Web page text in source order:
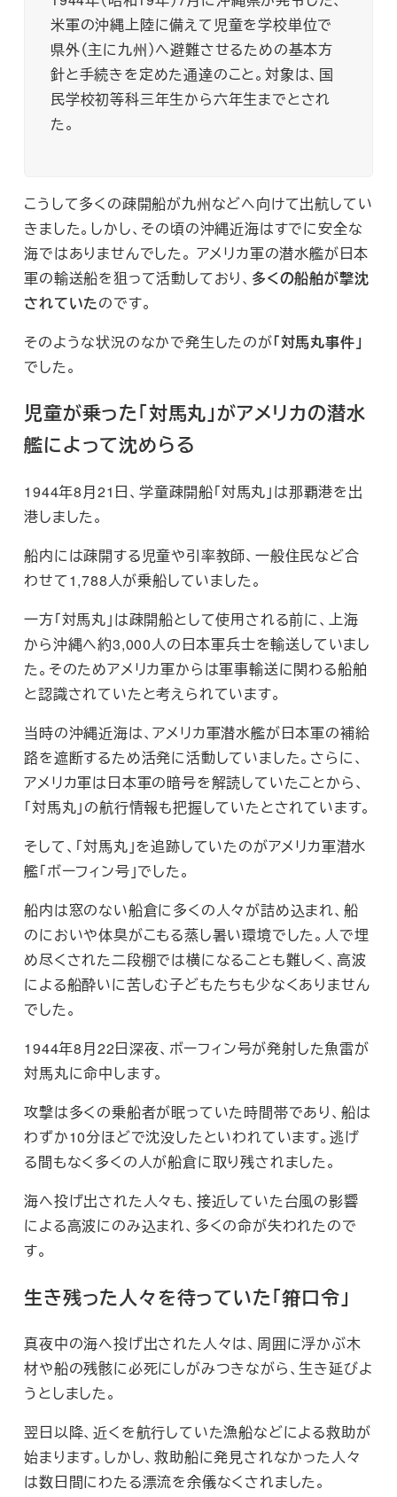
米軍の沖縄上陸に備えて児童を学校単位で
県外（主に九州）へ避難させるための基本方
針と手続きを定めた通達のこと。対象は、国
民学校初等科三年生から六年生までとされ
た。
こうして多くの疎開船が九州などへ向けて出航してい
きました。しかし、その頃の沖縄近海はすでに安全な
海ではありませんでした。 アメリカ軍の潜水艦が日本
軍の輸送船を狙って活動しており、 多くの船舶が撃沈
されていたのです。
そのような状況のなかで発生したのが「対馬丸事件」
でした。
児童が乗った「対馬丸」がアメリカの潜水
艦によって沈めらる
1944年8月21日、学童疎開船「対馬丸」は那覇港を出
港しました。
船内には疎開する児童や引率教師、一般住民など合
わせて1,788人が乗船していました。
一方「対馬丸」は疎開船として使用される前に、上海
から沖縄へ約3,000人の日本軍兵士を輸送していまし
た。そのためアメリカ軍からは軍事輸送に関わる船舶
と認識されていたと考えられています。
当時の沖縄近海は、アメリカ軍潜水艦が日本軍の補給
路を遮断するため活発に活動していました。さらに、
アメリカ軍は日本軍の暗号を解読していたことから、
「対馬丸」の航行情報も把握していたとされています。
そして、「対馬丸」を追跡していたのがアメリカ軍潜水
艦「ボーフィン号」でした。
船内は窓のない船倉に多くの人々が詰め込まれ、船
のにおいや体臭がこもる蒸し暑い環境でした。人で埋
め尽くされた二段棚では横になることも難しく、高波
による船酔いに苦しむ子どもたちも少なくありません
でした。
1944年8月22日深夜、ボーフィン号が発射した魚雷が
対馬丸に命中します。
攻撃は多くの乗船者が眠っていた時間帯であり、船は
わずか10分ほどで沈没したといわれています。逃げ
る間もなく多くの人が船倉に取り残されました。
海へ投げ出された人々も、接近していた台風の影響
による高波にのみ込まれ、多くの命が失われたので
す。
生き残った人々を待っていた「箝口令」
真夜中の海へ投げ出された人々は、周囲に浮かぶ木
材や船の残骸に必死にしがみつきながら、生き延びよ
うとしました。
翌日以降、近くを航行していた漁船などによる救助が
始まります。しかし、救助船に発見されなかった人々
は数日間にわたる漂流を余儀なくされました。